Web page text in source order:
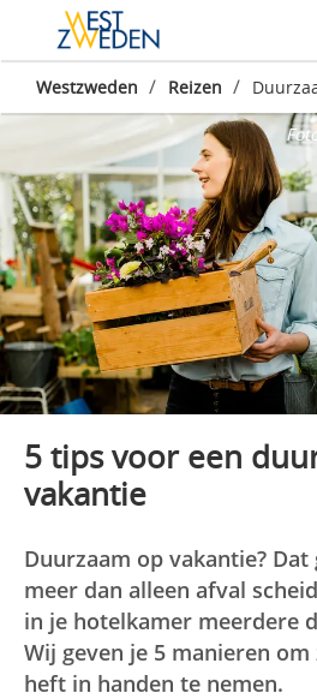
Westzweden / Reizen /
5 tips voor een
vakantie
Duurzaam op vakantie? Dat
meer dan alleen afval
in je hotelkamer meerdere
Wij geven je 5 manieren
heft in handen te nemen.